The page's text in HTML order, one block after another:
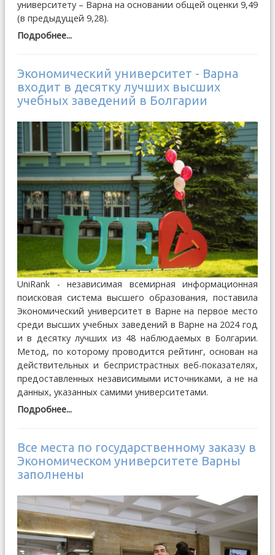
университету – Варна на основании общей оценки 9,49
(в предыдущей 9,28).
Подробнее...
Экономический университет - Варна
входит в десятку лучших высших
учебных заведений в Болгарии
UniRank - независимая всемирная информационная
поисковая система высшего образования, поставила
Экономический университет в Варне на первое место
среди высших учебных заведений в Варне на 2024 год
и в десятку лучших из 48 наблюдаемых в Болгарии.
Метод, по которому проводится рейтинг, основан на
действительных и беспристрастных веб-показателях,
предоставленных независимыми источниками, а не на
данных, указанных самими университетами.
Подробнее...
Все места по государственному заказу в
Экономическом университете Варны
заполнены